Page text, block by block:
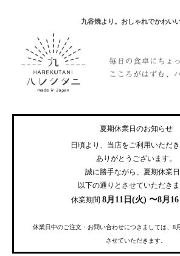
九谷焼より。おしゃれでかわい
夏期休業日のお知らせ
日頃より、当店をご利用いただ
ありがとうございます。
誠に勝手ながら、夏期休業
以下の通りとさせていただきま
休業期間 8月11日(火) 〜8月
休業日中のご注文・お問い合わせにつきましては、8
させていただきます。